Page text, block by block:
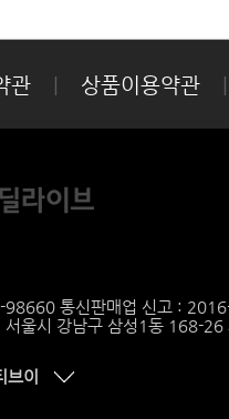
관 상품이용약관
통신판매업 신고 :
서울시 강남구 삼성1동 168-
브이